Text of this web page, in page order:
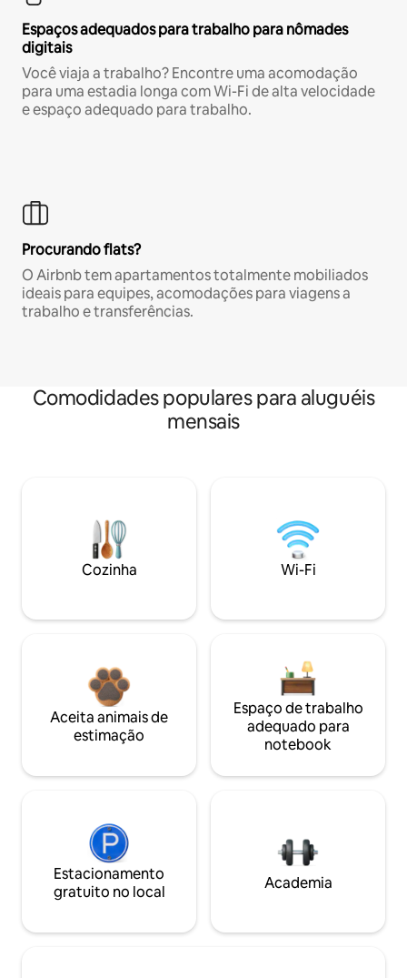
Espaços adequados para trabalho para nômades
digitais
Você viaja a trabalho? Encontre uma acomodação
para uma estadia longa com Wi-Fi de alta velocidade
e espaço adequado para trabalho.
Procurando flats?
O Airbnb tem apartamentos totalmente mobiliados
ideais para equipes, acomodações para viagens a
trabalho e transferências.
Comodidades populares para aluguéis
mensais
Cozinha Wi-Fi
Aceita animais de
estimação
Espaço de trabalho
adequado para
notebook
Estacionamento
gratuito no local
Academia